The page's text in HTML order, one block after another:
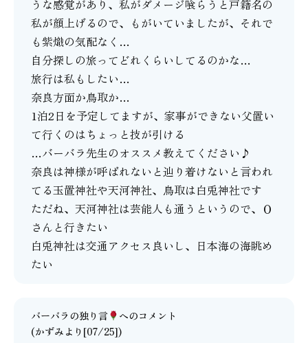
うな感覚があり、私がダメージ喰らうと戸籍名の
私が顔上げるので、もがいていましたが、それで
も紫熾の気配なく…
自分探しの旅ってどれくらいしてるのかな…
旅行は私もしたい…
奈良方面か鳥取か…
1泊2日を予定してますが、家事ができない父置い
て行くのはちょっと技が引ける
…バーバラ先生のオススメ教えてください♪
奈良は神様が呼ばれないと辿り着けないと言われ
てる玉置神社や天河神社、鳥取は白兎神社です
ただね、天河神社は芸能人も通うというので、Ｏ
さんと行きたい
白兎神社は交通アクセス良いし、日本海の海眺め
たい
バーバラの独り言
へのコメント
(かずみより[07/25])